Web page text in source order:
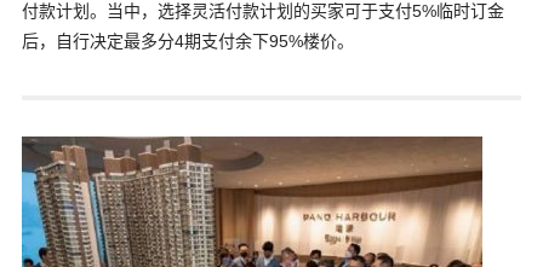
付款计划。当中，选择灵活付款计划的买家可于支付5%临时订金
后，自行决定最多分4期支付余下95%楼价。